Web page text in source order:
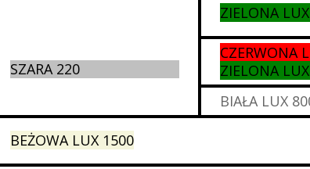
SZARA 220
ZIELONA
CZERWONA
ZIELONA
BIAŁA LUX
BEŻOWA LUX 1500